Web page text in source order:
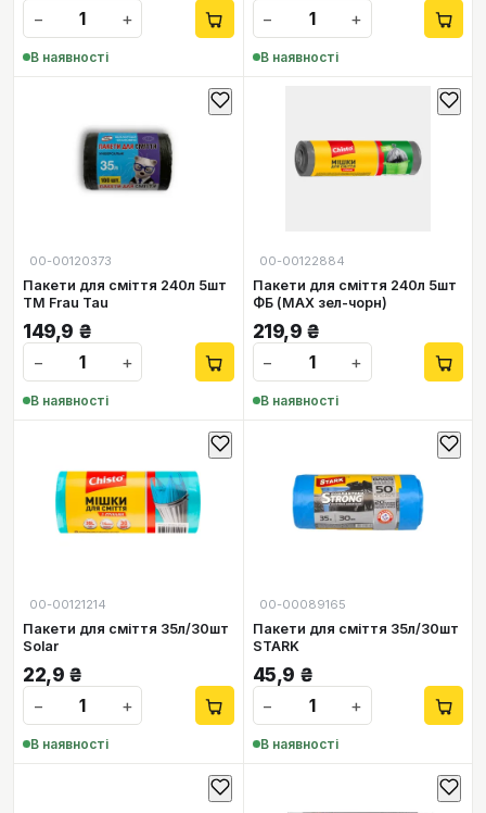
−
+
В наявності
−
+
В наявності
00-00120373
Пакети для сміття 240л 5шт
TM Frau Tau
149,9 ₴
−
+
В наявності
00-00122884
Пакети для сміття 240л 5шт
ФБ (МАХ зел-чорн)
219,9 ₴
−
+
В наявності
00-00121214
Пакети для сміття 35л/30шт
Solar
22,9 ₴
−
+
В наявності
00-00089165
Пакети для сміття 35л/30шт
STARK
45,9 ₴
−
+
В наявності